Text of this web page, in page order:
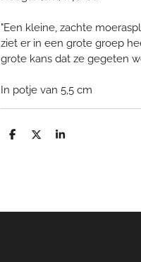
"Een kleine, zachte
ziet er in een grote groep
grote kans dat ze gegeten
In potje van 5,5 cm
D
D
S